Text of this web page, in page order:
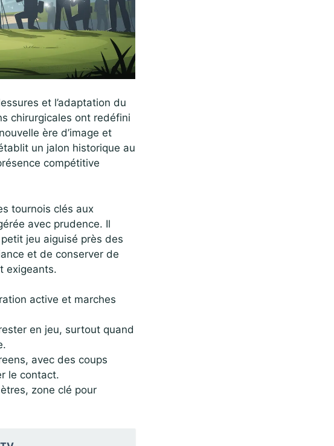
et l’adaptation du
chirurgicales ont redéfini
ère d’image et
un jalon historique au
compétitive
tournois clés aux
avec prudence. Il
jeu aiguisé près des
et de conserver de
exigeants.
active et marches
en jeu, surtout quand
avec des coups
le contact.
zone clé pour